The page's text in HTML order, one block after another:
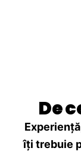
De
îți trebuie